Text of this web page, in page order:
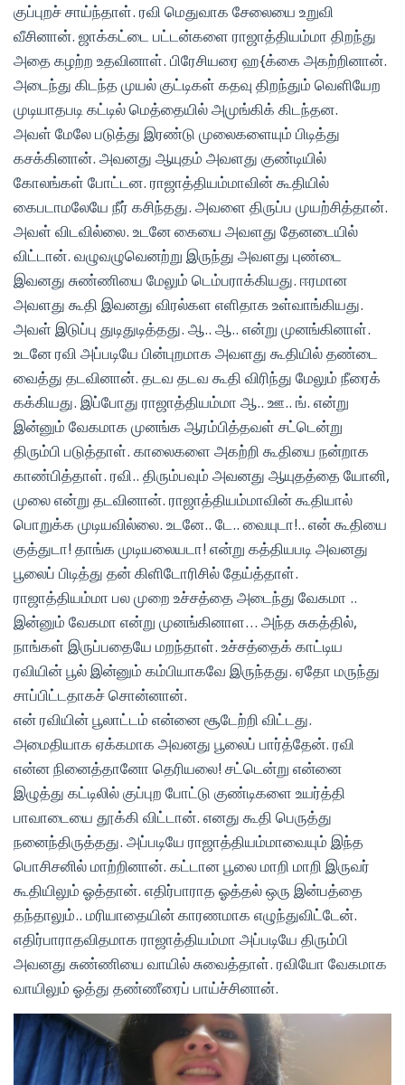
குப்புறச் சாய்ந்தாள். ரவி மெதுவாக சேலையை உறுவி
வீசினான். ஜாக்கட்டை பட்டன்களை ராஜாத்தியம்மா திறந்து
அதை கழற்ற உதவினாள். பிரேசியரை ஹ{க்கை அகற்றினான்.
அடைந்து கிடந்த முயல் குட்டிகள் கதவு திறந்தும் வெளியேற
முடியாதபடி கட்டில் மெத்தையில் அமுங்கிக் கிடந்தன.
அவள் மேலே படுத்து இரண்டு முலைகளையும் பிடித்து
கசக்கினான். அவனது ஆயுதம் அவளது குண்டியில்
கோலங்கள் போட்டன. ராஜாத்தியம்மாவின் கூதியில்
கைபடாமலேயே நீர் கசிந்தது. அவளை திருப்ப முயற்சித்தான்.
அவள் விடவில்லை. உடனே கையை அவளது தேனடையில்
விட்டான். வழுவழுவெனற்று இருந்து அவளது புண்டை
இவனது சுண்ணியை மேலும் டெம்பராக்கியது. ஈரமான
அவளது கூதி இவனது விரல்கள எளிதாக உள்வாங்கியது.
அவள் இடுப்பு துடிதுடித்தது. ஆ.. ஆ.. என்று முனங்கினாள்.
உடனே ரவி அப்படியே பின்புறமாக அவளது கூதியில் தண்டை
வைத்து தடவினான். தடவ தடவ கூதி விரிந்து மேலும் நீரைக்
கக்கியது. இப்போது ராஜாத்தியம்மா ஆ.. ஊ.. ங். என்று
இன்னும் வேகமாக முனங்க ஆரம்பித்தவள் சட்டென்று
திரும்பி படுத்தாள். காலைகளை அகற்றி கூதியை நன்றாக
காண்பித்தாள். ரவி.. திரும்பவும் அவனது ஆயுதத்தை யோனி,
முலை என்று தடவினான். ராஜாத்தியம்மாவின் கூதியால்
பொறுக்க முடியவில்லை. உடனே.. டே.. வையுடா!.. என் கூதியை
குத்துடா! தாங்க முடியலையடா! என்று கத்தியபடி அவனது
பூலைப் பிடித்து தன் கிளிடோரிசில் தேய்த்தாள்.
ராஜாத்தியம்மா பல முறை உச்சத்தை அடைந்து வேகமா ..
இன்னும் வேகமா என்று முனங்கினாள… அந்த சுகத்தில்,
நாங்கள் இருப்பதையே மறந்தாள். உச்சத்தைக் காட்டிய
ரவியின் பூல் இன்னும் கம்பியாகவே இருந்தது. ஏதோ மருந்து
சாப்பிட்டதாகச் சொன்னான்.
என் ரவியின் பூலாட்டம் என்னை சூடேற்றி விட்டது.
அமைதியாக ஏக்கமாக அவனது பூலைப் பார்த்தேன். ரவி
என்ன நினைத்தானோ தெரியலை! சட்டென்று என்னை
இழுத்து கட்டிலில் குப்புற போட்டு குண்டிகளை உயர்த்தி
பாவாடையை தூக்கி விட்டான். எனது கூதி பெருத்து
நனைந்திருத்தது. அப்படியே ராஜாத்தியம்மாவையும் இந்த
பொசிசனில் மாற்றினான். கட்டான பூலை மாறி மாறி இருவர்
கூதியிலும் ஓத்தான். எதிர்பாராத ஓத்தல் ஒரு இன்பத்தை
தந்தாலும்.. மரியாதையின் காரணமாக எழுந்துவிட்டேன்.
எதிர்பாராதவிதமாக ராஜாத்தியம்மா அப்படியே திரும்பி
அவனது சுண்ணியை வாயில் சுவைத்தாள். ரவியோ வேகமாக
வாயிலும் ஓத்து தண்ணீரைப் பாய்ச்சினான்.